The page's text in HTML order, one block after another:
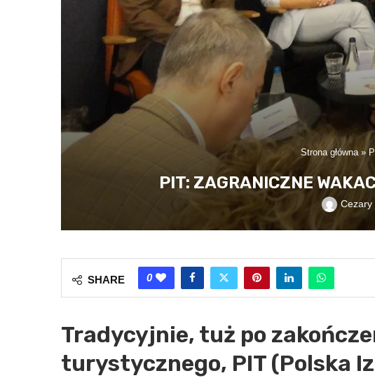
Strona główna»
PIT: ZAGRANICZNE
Cezary
SHARE 0
Tradycyjnie, tuż po
turystycznego, PIT (Polska